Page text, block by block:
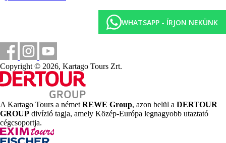
Sport és szórakozás térítés ellenében
pezsgőfürdő
masszázsok
szépségszalon
biliárd
búvárközpont
All Inclusive: minden étkezés büférendszerben, reggeli
későn kelőknek, helyi alkoholos és alkoholmentes italok
10.30 és 24.00 óra között, napközben snack-ételek, tea,
kávé, szendvicsek és sütemény, tartózkodásonként 1x
WHATSAPP - ÍRJON NEKÜNK
Copyright © 2026, Kartago Tours Zrt.
A Kartago Tours a német REWE Group, azon belül a DERTOUR
GROUP divízió tagja, amely Közép-Európa legnagyobb utaztató
cégcsoportja.